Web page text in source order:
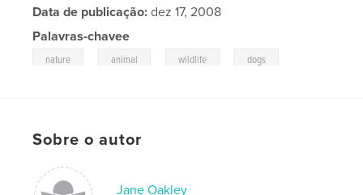
Data de publicação: dez 17, 2008
Palavras-chavee
nature animal wildlife dogs
Sobre o autor
Jane Oakley